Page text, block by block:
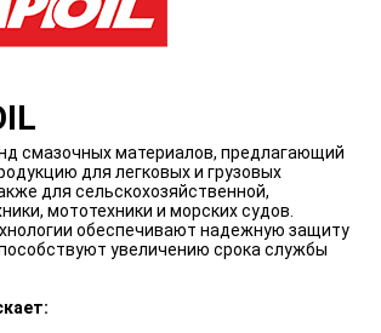
смазочных материалов, предлагающий
для легковых и грузовых
для сельскохозяйственной,
мототехники и морских судов.
обеспечивают надежную защиту
увеличению срока службы